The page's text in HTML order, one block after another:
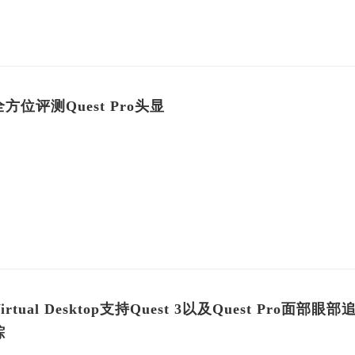
方位评测Quest Pro头显
Desktop支持Quest 3以及Quest Pro面部眼部